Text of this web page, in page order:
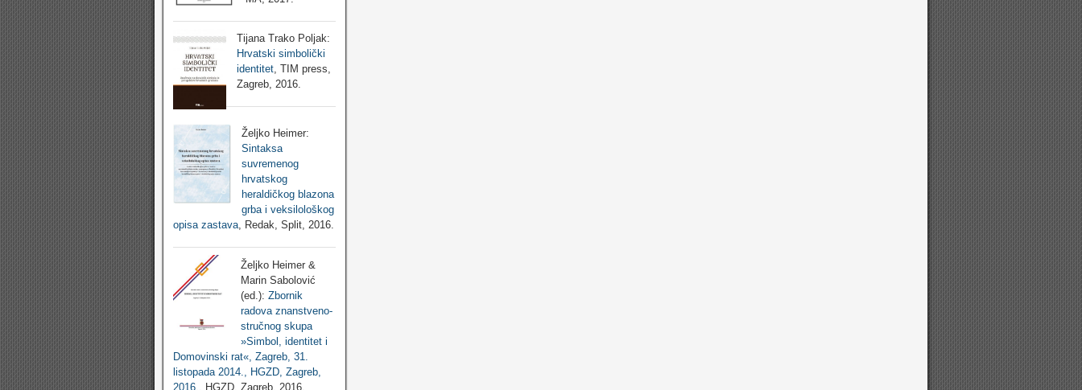
Tijana Trako Poljak:
Hrvatski simbolički
identitet, TIM press,
Zagreb, 2016.
Željko Heimer:
Sintaksa
suvremenog
hrvatskog
heraldičkog blazona
grba i veksilološkog
opisa zastava, Redak, Split, 2016.
Željko Heimer &
Marin Sabolović
(ed.): Zbornik
radova znanstveno-
stručnog skupa
»Simbol, identitet i
Domovinski rat«, Zagreb, 31.
listopada 2014., HGZD, Zagreb,
2016.
, HGZD, Zagreb, 2016.